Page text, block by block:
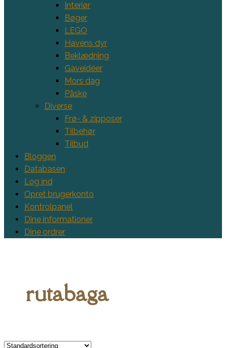
Interiør
Bøger
LEGO
Havens dyr
Beklædning
Gaveidéer
Mors dag
Påske
Diverse
Frø- & zipposer
Tilbehør
Tilbud
Bloggen
Databasen
Log ind
Opret brugerkonto
Kontrolpanel
Dine informationer
Dine ordrer
rutabaga